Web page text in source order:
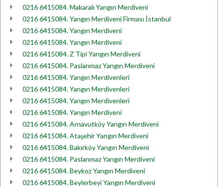
0216 6415084. Makaralı Yangın Merdiveni
0216 6415084. Yangın Merdiveni Firması İstanbul
0216 6415084. Yangın Merdiveni
0216 6415084. Yangın Merdiveni
0216 6415084. Z Tipi Yangın Merdiveni
0216 6415084. Paslanmaz Yangın Merdiveni
0216 6415084. Yangın Merdivenleri
0216 6415084. Yangın Merdivenleri
0216 6415084. Yangın Merdivenleri
0216 6415084. Yangın Merdiveni
0216 6415084. Arnavutköy Yangın Merdiveni
0216 6415084. Ataşehir Yangın Merdiveni
0216 6415084. Bakırköy Yangın Merdiveni
0216 6415084. Paslanmaz Yangın Merdiveni
0216 6415084. Beykoz Yangın Merdiveni
0216 6415084. Beylerbeyi Yangın Merdiveni